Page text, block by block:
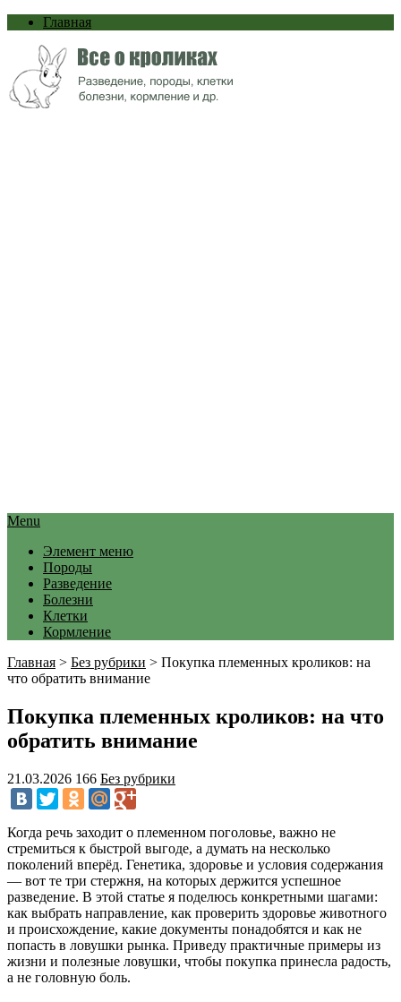
Главная
Menu
Элемент меню
Породы
Разведение
Болезни
Клетки
Кормление
Главная > Без рубрики > Покупка племенных кроликов: на
что обратить внимание
Покупка племенных кроликов: на что
обратить внимание
21.03.2026 166 Без рубрики
Когда речь заходит о племенном поголовье, важно не
стремиться к быстрой выгоде, а думать на несколько
поколений вперёд. Генетика, здоровье и условия содержания
— вот те три стержня, на которых держится успешное
разведение. В этой статье я поделюсь конкретными шагами:
как выбрать направление, как проверить здоровье животного
и происхождение, какие документы понадобятся и как не
попасть в ловушки рынка. Приведу практичные примеры из
жизни и полезные ловушки, чтобы покупка принесла радость,
а не головную боль.